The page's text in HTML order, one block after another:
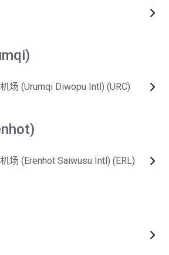
场 (Urumqi Diwopu Intl) (URC)
场 (Erenhot Saiwusu Intl) (ERL)